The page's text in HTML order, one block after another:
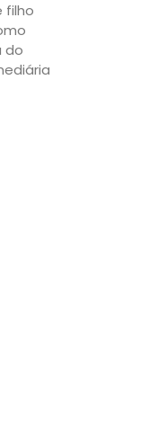
filho
do